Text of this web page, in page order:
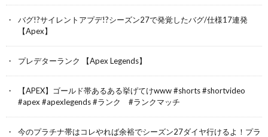
バグ!?サイレントアプデ!?シーズン27で発覚したバグ/仕様17連発
【Apex】
プレデターランク 【Apex Legends】
【APEX】ゴールド帯あるある挙げてけwww #shorts #shortvideo
#apex #apexlegends #ランク #ランクマッチ
今のプラチナ帯はコレやれば余裕でシーズン27ダイヤ行けるよ！プラ